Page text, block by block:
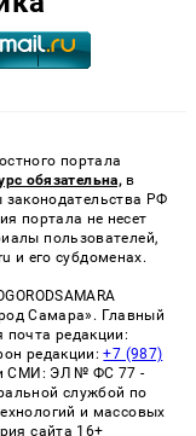
портала
обязательна, в
РФ
портала не несет
пользователей,
и его субдоменах.
Самара». Главный
редакции:
редакции:+7 (987)
СМИ: ЭЛ № ФС 77 -
службой по
и массовых
сайта 16+